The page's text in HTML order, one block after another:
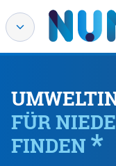
FÜR
FINDEN